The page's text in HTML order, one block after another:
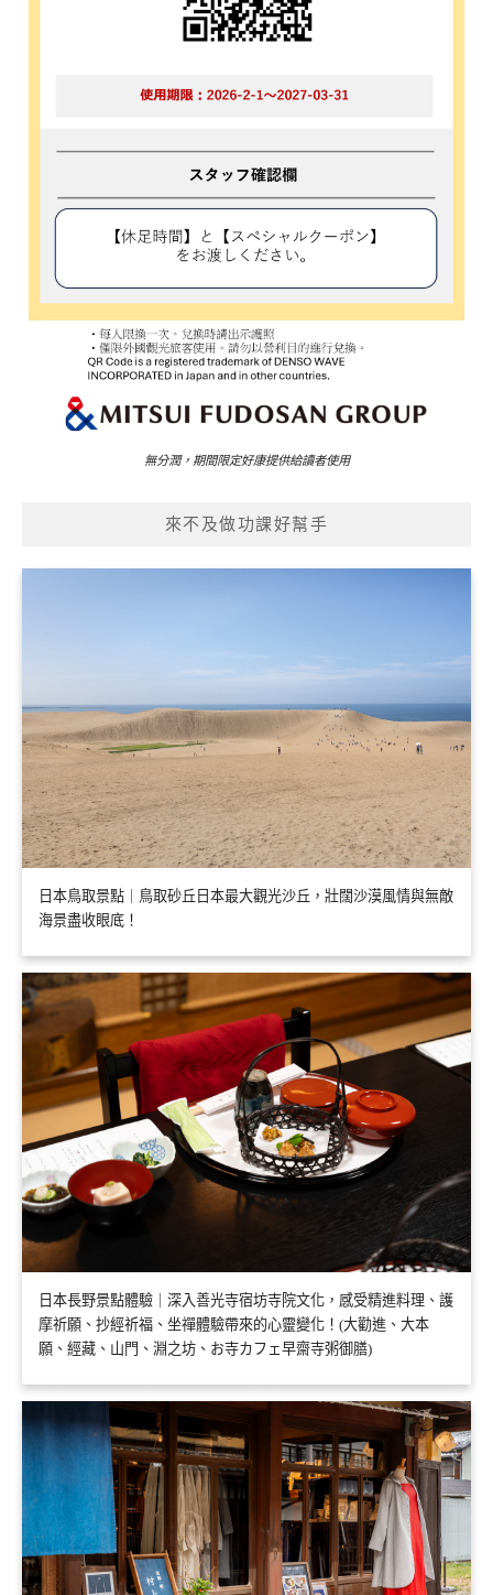
無分潤，期間限定好康提供給讀者使用
來不及做功課好幫手
日本鳥取景點｜鳥取砂丘日本最大觀光沙丘，壯闊沙漠風情與無敵
海景盡收眼底！
日本長野景點體驗｜深入善光寺宿坊寺院文化，感受精進料理、護
摩祈願、抄經祈福、坐禪體驗帶來的心靈變化！(大勸進、大本
願、經藏、山門、淵之坊、お寺カフェ早齋寺粥御膳)